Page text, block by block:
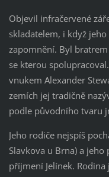
Objevil infračervené
skladatelem, i když
zapomnění. Byl
se kterou
vnukem Alexander
zemích jej tradičně
podle původního tvaru
Jeho rodiče nejspíš
Slavkova u Brna) a
příjmení Jelínek. Rodina